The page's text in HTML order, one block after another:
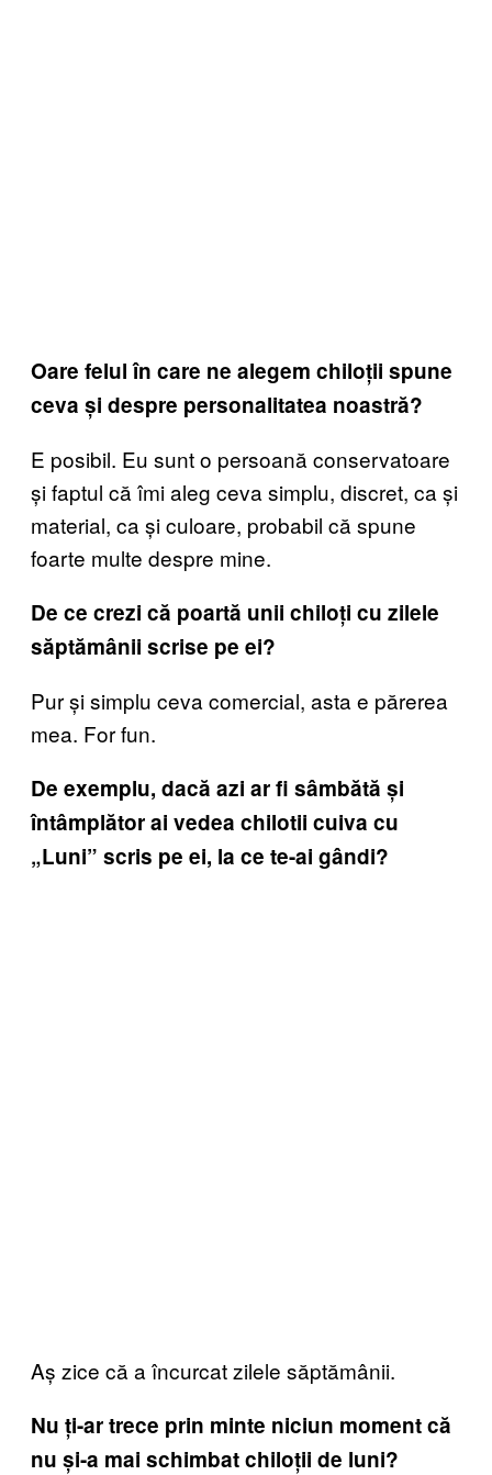
Oare felul în care ne alegem chiloții spune
ceva și despre personalitatea noastră?
E posibil. Eu sunt o persoană conservatoare
și faptul că îmi aleg ceva simplu, discret, ca și
material, ca și culoare, probabil că spune
foarte multe despre mine.
De ce crezi că poartă unii chiloți cu zilele
săptămânii scrise pe ei?
Pur și simplu ceva comercial, asta e părerea
mea. For fun.
De exemplu, dacă azi ar fi sâmbătă și
întâmplător ai vedea chilotii cuiva cu
„Luni” scris pe ei, la ce te-ai gândi?
Aș zice că a încurcat zilele săptămânii.
Nu ți-ar trece prin minte niciun moment că
nu și-a mai schimbat chiloții de luni?